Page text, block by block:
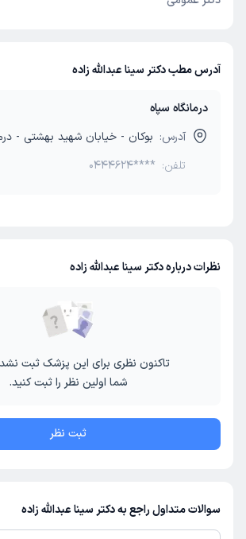
آدرس مطب دکتر سینا عبدالله زاده
درمانگاه سپاه
آدرس: بوکان - خیابان شهید بهشتی -
تلفن: 0444624****
نظرات درباره دکتر سینا عبدالله زاده
تاکنون نظری برای این پزشک ثبت
شما اولین نظر را ثبت کنید.
ثبت نظر
سوالات متداول راجع به دکتر سینا عبدالله زاده